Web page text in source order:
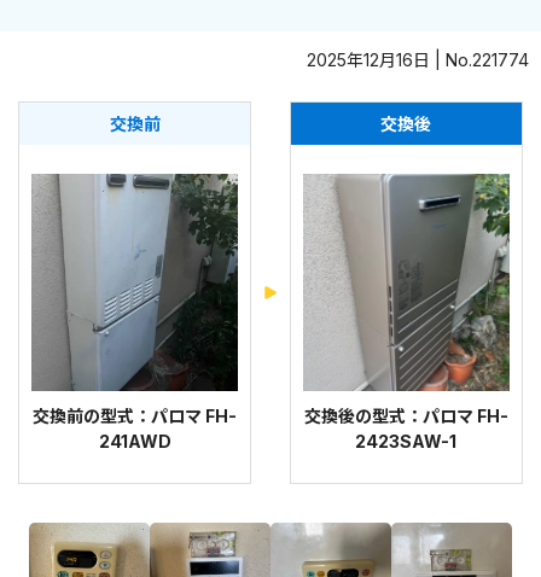
2025年12月16日 | No.221774
交換前
交換前の型式：パロマ FH-
241AWD
交換後
交換後の型式：パロマ FH-
2423SAW-1